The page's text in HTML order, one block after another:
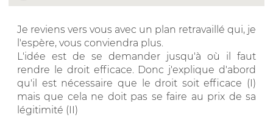
Je reviens vers vous avec un plan retravaillé qui, je
l'espère, vous conviendra plus.
L'idée est de se demander jusqu'à où il faut
rendre le droit efficace. Donc j'explique d'abord
qu'il est nécessaire que le droit soit efficace (I)
mais que cela ne doit pas se faire au prix de sa
légitimité (II)